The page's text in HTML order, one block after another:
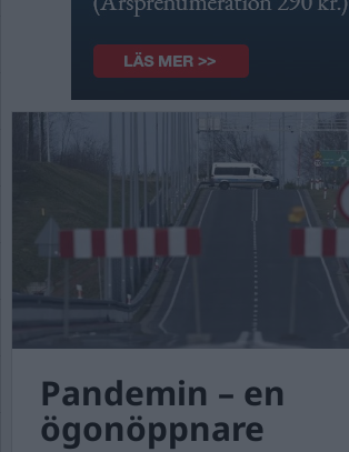
Pandemin – en
ögonöppnare